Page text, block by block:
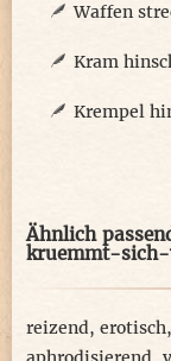
Waffen
Kram
Krempel
Ähnlich
kruemmt-
reizend, erotisch,